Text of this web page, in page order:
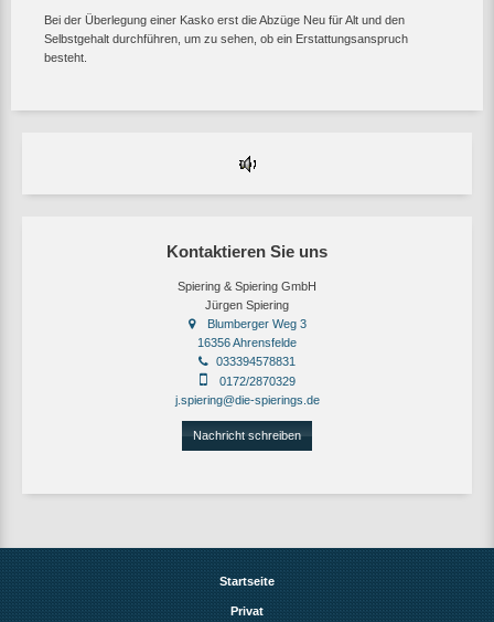
Kontaktieren Sie uns
Spiering & Spiering GmbH
Jürgen Spiering
Blumberger Weg 3
16356 Ahrensfelde
033394578831
0172/2870329
j.spiering@die-spierings.de
Nachricht schreiben
Bei der Überlegung einer Kasko erst die Abzüge Neu für Alt und den
Selbstgehalt durchführen, um zu sehen, ob ein Erstattungsanspruch
besteht.
Startseite
Privat